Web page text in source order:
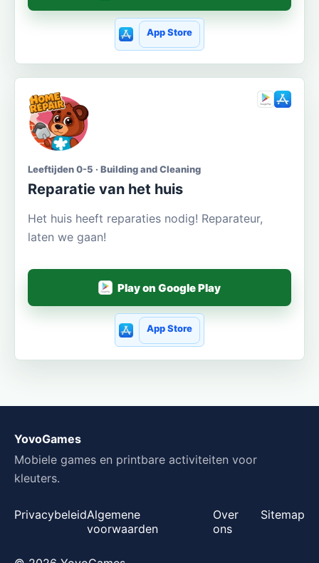
App Store
Leeftijden 0-5 · Building and Cleaning
Reparatie van het huis
Het huis heeft reparaties nodig! Reparateur,
laten we gaan!
Play on Google Play
App Store
YovoGames
Mobiele games en printbare activiteiten voor
kleuters.
PrivacybeleidAlgemene
voorwaarden
Over
ons
Sitemap